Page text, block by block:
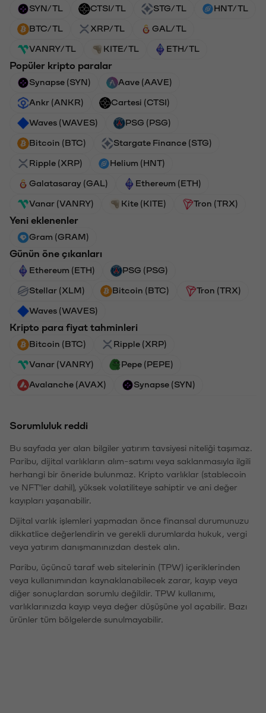
SYN/TL CTSI/TL STG/TL HNT/TL
BTC/TL XRP/TL GAL/TL
VANRY/TL KITE/TL ETH/TL
Popüler kripto paralar
Synapse (SYN) Aave (AAVE)
Ankr (ANKR) Cartesi (CTSI)
Waves (WAVES) PSG (PSG)
Bitcoin (BTC) Stargate Finance (STG)
Ripple (XRP) Helium (HNT)
Galatasaray (GAL) Ethereum (ETH)
Vanar (VANRY) Kite (KITE) Tron (TRX)
Yeni eklenenler
Gram (GRAM)
Günün öne çıkanları
Ethereum (ETH) PSG (PSG)
Stellar (XLM) Bitcoin (BTC) Tron (TRX)
Waves (WAVES)
Kripto para fiyat tahminleri
Bitcoin (BTC) Ripple (XRP)
Vanar (VANRY) Pepe (PEPE)
Avalanche (AVAX) Synapse (SYN)
Sorumluluk reddi
Bu sayfada yer alan bilgiler yatırım tavsiyesi niteliği taşımaz.
Paribu, dijital varlıkların alım-satımı veya saklanmasıyla ilgili
herhangi bir öneride bulunmaz. Kripto varlıklar (stablecoin
ve NFT'ler dahil), yüksek volatiliteye sahiptir ve ani değer
kayıpları yaşanabilir.
Dijital varlık işlemleri yapmadan önce finansal durumunuzu
dikkatlice değerlendirin ve gerekli durumlarda hukuk, vergi
veya yatırım danışmanınızdan destek alın.
Paribu, üçüncü taraf web sitelerinin (TPW) içeriklerinden
veya kullanımından kaynaklanabilecek zarar, kayıp veya
diğer sonuçlardan sorumlu değildir. TPW kullanımı,
varlıklarınızda kayıp veya değer düşüşüne yol açabilir. Bazı
ürünler tüm bölgelerde sunulmayabilir.